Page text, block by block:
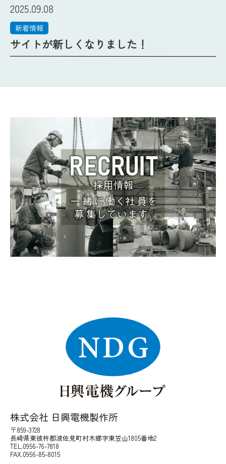
2025.09.08
新着情報
サイトが新しくなりました！
株式会社 日興電機製作所
〒859-3728
長崎県東彼杵郡波佐見町村木郷字東笠山1805番地2
TEL.0956-76-7818
FAX.0956-85-8015